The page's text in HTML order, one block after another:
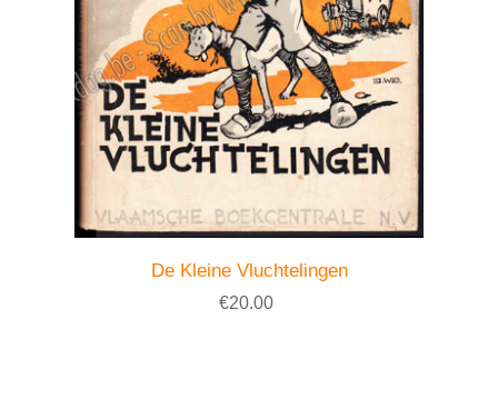
De Kleine Vluchtelingen
€20.00